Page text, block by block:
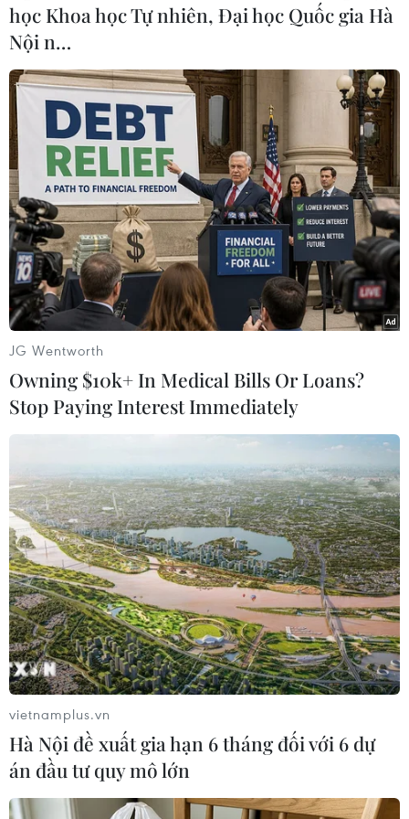
trị của thực dân Nhật Bản trên Bán đảo Triều
Tiên trước và trong Chiến tranh Thế giới thứ
Hai./.
(TTXVN/Vietnam+)
#Quân sự
#Tên lửa Triều Tiên
#Lệnh trừng phạt
#Hiệp ước
Hàn Quốc
Nhật Bản
Theo dõi VietnamPlus
TIN LIÊN QUAN
học Khoa học Tự nhiên, Đại học Quốc gia Hà
Nội n…
JG Wentworth
Owning $10k+ In Medical Bills Or Loans?
Stop Paying Interest Immediately
vietnamplus.vn
Hà Nội đề xuất gia hạn 6 tháng đối với 6 dự
án đầu tư quy mô lớn